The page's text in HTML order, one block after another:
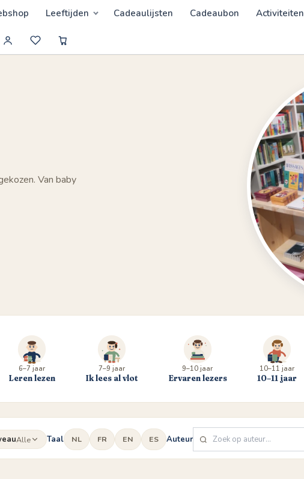
Leeftijden Cadeaulijsten Cadeaubon Activiteiten
Van baby
6–7 jaar
Leren lezen
7–9 jaar
Ik lees al vlot
9–10 jaar
Ervaren lezers
10–11 jaar
10–11 jaar
Alle Taal NL FR EN ES Auteur